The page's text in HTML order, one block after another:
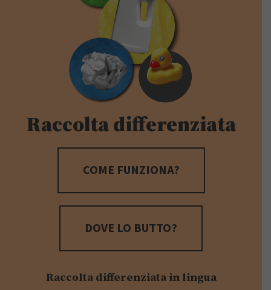
Raccolta differenziata
COME FUNZIONA?
DOVE LO BUTTO?
Raccolta differenziata in lingua